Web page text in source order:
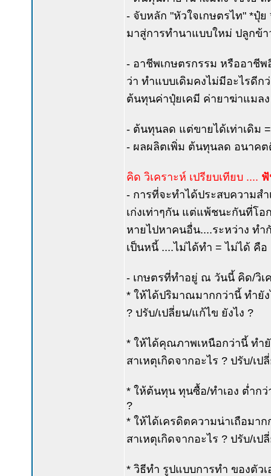
- จับหลัก "หัวใจเกษตรไท" *ปุ๋
มาสู่การทำนาแบบใหม่ ปลูกข้
- อาชีพเกษตรกรรม หรืออาชีพ
ว่า ทำแบบเดิมคงไม่มีอะไรดีก
ต้นทุนค่าปุ๋ยเคมี ค่ายาฆ่าแมล
- ต้นทุนลด แต่ขายได้เท่าเดิม
- ผลผลิตเพิ่ม ต้นทุนลด อนาคต
คิด วิเคราะห์ เปรียบเทียบ .... ฟั
- การที่จะทำได้ประสบความสำ
เก่งเท่าๆกัน แต่แพ้ชนะกันที่โอ
หายไปหาคนอื่น....ระหว่าง ท
เป็นหนี้ ....ไม่ได้ทำ = ไม่ได้ คื
- เกษตรที่ทำอยู่ ณ วันนี้ คิด/วิเ
* ให้ได้ปริมาณมากกว่านี้ ทำยัง
? ปรับ/เปลี่ยน/แก้ไข ยังไง ?
* ให้ได้คุณภาพเหนือกว่านี้ ทำ
สาเหตุเกิดจากอะไร ? ปรับ/เป
* ให้ต้นทุน ทุนซื้อ/ทำเอง ต่ำกว่
?
* ให้ได้เครดิตความน่าเถือมา
สาเหตุเกิดจากอะไร ? ปรับ/เป
* วิธีทำ รูปแบบการทำ ของตัว